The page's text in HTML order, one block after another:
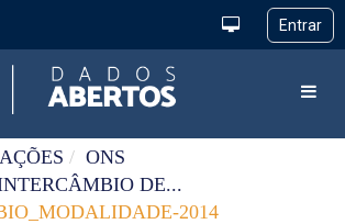
ONS
DE...
2014